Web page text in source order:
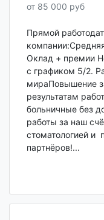
от 85 000 руб
Прямой
Оклад + премии
с графиком 5/2.
мираПовышение
результатам
больничные без
работы за наш
стоматологией и
партнёров!...